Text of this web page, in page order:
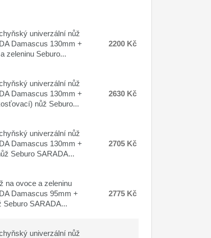
univerzální nůž
Damascus 130mm +
zeleninu Seburo...
2200 Kč
univerzální nůž
Damascus 130mm +
nůž Seburo...
2630 Kč
univerzální nůž
Damascus 130mm +
Seburo SARADA...
2705 Kč
na ovoce a zeleninu
Damascus 95mm +
Seburo SARADA...
2775 Kč
univerzální nůž